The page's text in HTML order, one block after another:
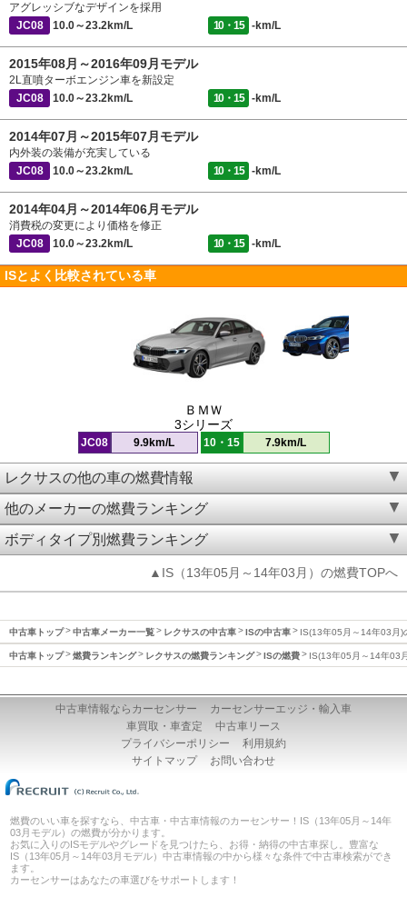
アグレッシブなデザインを採用
JC08
10.0～23.2km/L 10・15 -km/L
2015年08月～2016年09月モデル
2L直噴ターボエンジン車を新設定
JC08
10.0～23.2km/L 10・15 -km/L
2014年07月～2015年07月モデル
内外装の装備が充実している
JC08
10.0～23.2km/L 10・15 -km/L
2014年04月～2014年06月モデル
消費税の変更により価格を修正
JC08
10.0～23.2km/L 10・15 -km/L
ISとよく比較されている車
ＢＭＷ
3シリーズ
JC08 9.9km/L 10・15 7.9km/L
レクサスの他の車の燃費情報
他のメーカーの燃費ランキング
ボディタイプ別燃費ランキング
▲IS（13年05月～14年03月）の燃費TOPへ
中古車トップ 中古車メーカー一覧 レクサスの中古車 ISの中古車 IS(13年05月～14年03月)
中古車トップ 燃費ランキング レクサスの燃費ランキング ISの燃費 IS(13年05月～14年03
中古車情報ならカーセンサー
カーセンサーエッジ・輸入車
車買取・車査定
中古車リース
プライバシーポリシー
利用規約
サイトマップ
お問い合わせ
燃費のいい車を探すなら、中古車・中古車情報のカーセンサー！IS（13年05月～14年
03月モデル）の燃費が分かります。
お気に入りのISモデルやグレードを見つけたら、お得・納得の中古車探し。豊富な
IS（13年05月～14年03月モデル）中古車情報の中から様々な条件で中古車検索ができ
ます。
カーセンサーはあなたの車選びをサポートします！